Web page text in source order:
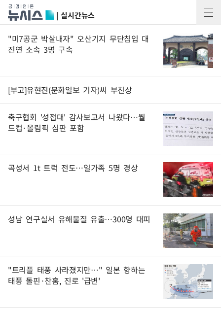
| 실시간뉴스
"미7공군 박살내자" 오산기지 무단침입 대
진연 소속 3명 구속
[부고]유현진(문화일보 기자)씨 부친상
축구협회 '성접대' 감사보고서 나왔다…월
드컵·올림픽 심판 포함
곡성서 1t 트럭 전도…일가족 5명 경상
성남 연구실서 유해물질 유출…300명 대피
"트리플 태풍 사라졌지만…" 일본 향하는
태풍 돌핀·찬홈, 진로 '급변'